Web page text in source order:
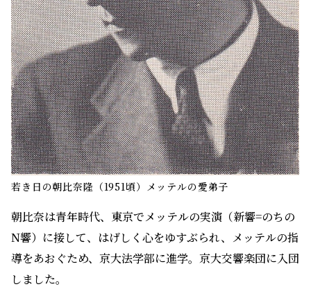
若き日の朝比奈隆（1951頃）メッテルの愛弟子
朝比奈は青年時代、東京でメッテルの実演（新響=のちの
N響）に接して、はげしく心をゆすぶられ、メッテルの指
導をあおぐため、京大法学部に進学。京大交響楽団に入団
しました。